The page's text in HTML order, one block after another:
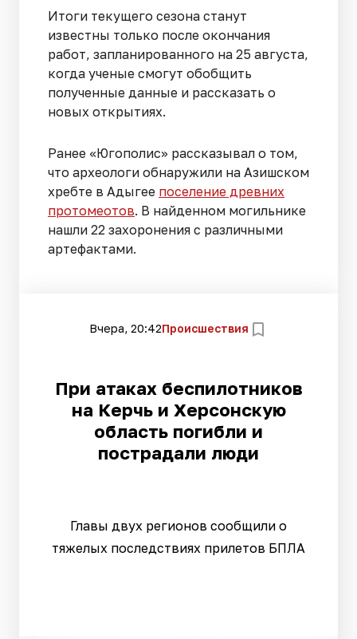
Итоги текущего сезона станут
известны только после окончания
работ, запланированного на 25 августа,
когда ученые смогут обобщить
полученные данные и рассказать о
новых открытиях.
Ранее «Югополис» рассказывал о том,
что археологи обнаружили на Азишском
хребте в Адыгее поселение древних
протомеотов. В найденном могильнике
нашли 22 захоронения с различными
артефактами.
Вчера, 20:42Происшествия
При атаках беспилотников
на Керчь и Херсонскую
область погибли и
пострадали люди
Главы двух регионов сообщили о
тяжелых последствиях прилетов БПЛА